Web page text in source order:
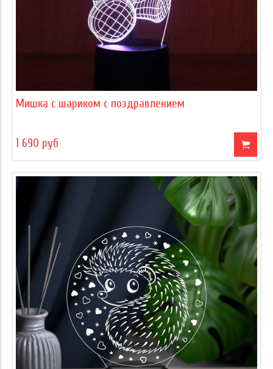
Мишка с шариком с поздравлением
1 690 руб